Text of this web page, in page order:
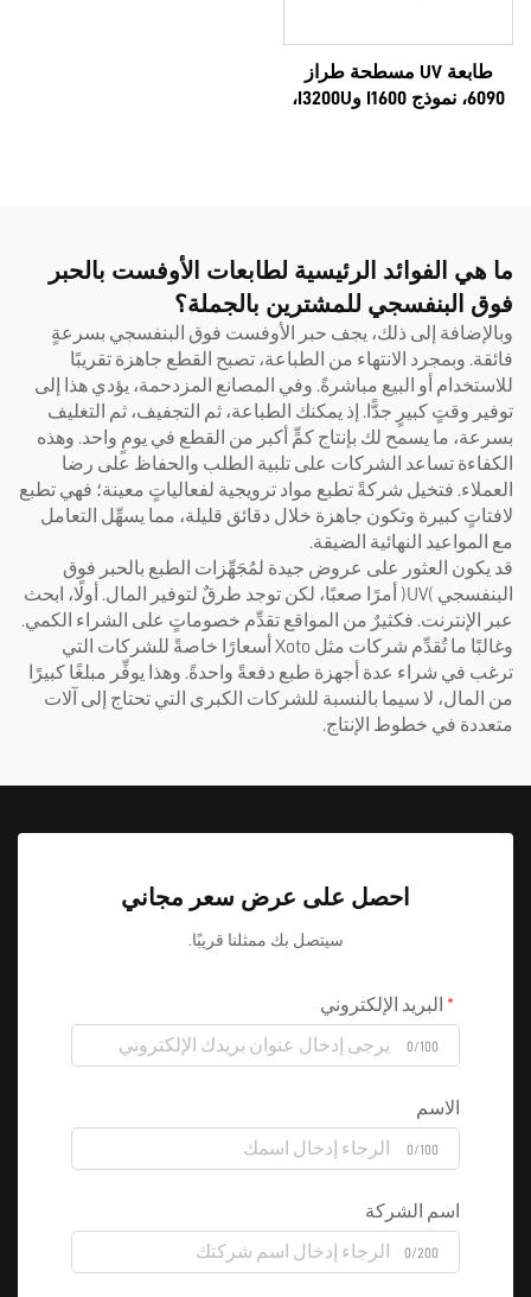
طابعة UV مسطحة طراز
6090، نموذج I1600 وI3200U،
ما هي الفوائد الرئيسية لطابعات الأوفست بالحبر
فوق البنفسجي للمشترين بالجملة؟
وبالإضافة إلى ذلك، يجف حبر الأوفست فوق البنفسجي بسرعةٍ
فائقة. وبمجرد الانتهاء من الطباعة، تصبح القطع جاهزة تقريبًا
للاستخدام أو البيع مباشرةً. وفي المصانع المزدحمة، يؤدي هذا إلى
توفير وقتٍ كبيرٍ جدًّا. إذ يمكنك الطباعة، ثم التجفيف، ثم التغليف
بسرعة، ما يسمح لك بإنتاج كمٍّ أكبر من القطع في يومٍ واحد. وهذه
الكفاءة تساعد الشركات على تلبية الطلب والحفاظ على رضا
العملاء. فتخيل شركةً تطبع مواد ترويجية لفعالياتٍ معينة؛ فهي تطبع
لافتاتٍ كبيرة وتكون جاهزة خلال دقائق قليلة، مما يسهِّل التعامل
مع المواعيد النهائية الضيقة.
قد يكون العثور على عروض جيدة لمُجَهِّزات الطبع بالحبر فوق
البنفسجي (UV) أمرًا صعبًا، لكن توجد طرقٌ لتوفير المال. أولًا، ابحث
عبر الإنترنت. فكثيرٌ من المواقع تقدِّم خصوماتٍ على الشراء الكمي.
وغالبًا ما تُقدِّم شركات مثل Xoto أسعارًا خاصةً للشركات التي
ترغب في شراء عدة أجهزة طبع دفعةً واحدةً. وهذا يوفِّر مبلغًا كبيرًا
من المال، لا سيما بالنسبة للشركات الكبرى التي تحتاج إلى آلات
متعددة في خطوط الإنتاج.
احصل على عرض سعر مجاني
سيتصل بك ممثلنا قريبًا.
البريد الإلكتروني
0/100
الاسم
0/100
اسم الشركة
0/200